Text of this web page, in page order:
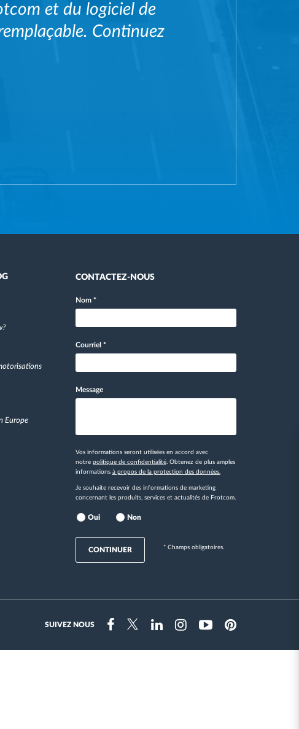
et du logiciel de
Continuez
Europe
CONTACTEZ-NOUS
Nom *
Courriel *
Message
Vos informations seront utilisées en accord avec
notre politique de confidentialité. Obtenez de plus amples
informations à propos de la protection des données.
Je souhaite recevoir des informations de marketing
concernant les produits, services et actualités de Frotcom.
Oui Non
CONTINUER * Champs obligatoires.
SUIVEZ NOUS
FacebookTwitterLinkedinInstragramYoutubePinterest